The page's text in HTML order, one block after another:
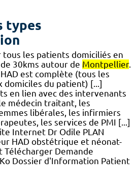
types
les patients domiciliés en
30kms autour de Montpellier.
est complète (tous les
domiciles du patient) [...]
en lien avec des intervenants
médecin traitant, les
libérales, les infirmiers
les services de PMI [...]
Internet Dr Odile PLAN
HAD obstétrique et néonat-
Télécharger Demande
Dossier d'Information Patient